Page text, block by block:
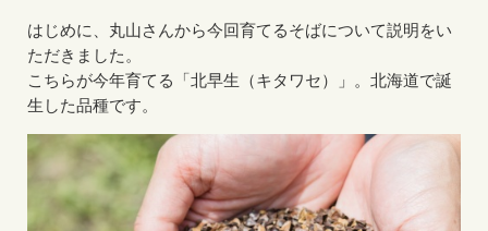
はじめに、丸山さんから今回育てるそばについて説明をい
ただきました。
こちらが今年育てる「北早生（キタワセ）」。北海道で誕
生した品種です。